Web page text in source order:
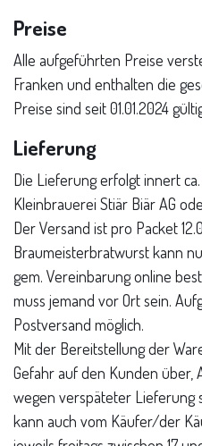
Preise
Alle aufgeführten Preise
Franken und enthalten die
Preise sind seit 01.01.2024
Lieferung
Die Lieferung erfolgt innert
Kleinbrauerei Stiär Biär AG
Der Versand ist pro Packet
Braumeisterbratwurst kann
gem. Vereinbarung online
muss jemand vor Ort sein.
Postversand möglich.
Mit der Bereitstellung der
Gefahr auf den Kunden über,
wegen verspäteter Lieferung
kann auch vom Käufer/der